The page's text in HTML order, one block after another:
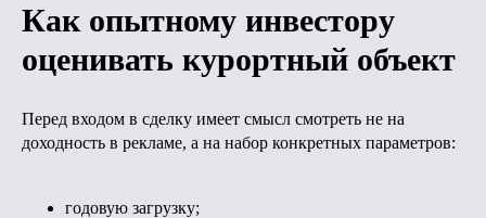
Как опытному инвестору
оценивать курортный объект
Перед входом в сделку имеет смысл смотреть не на
доходность в рекламе, а на набор конкретных параметров:
годовую загрузку;